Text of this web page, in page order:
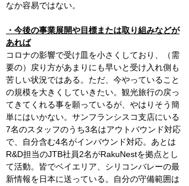
なか容易ではない。
・今後の事業展開や目標または取り組みなどが
あれば
コロナの影響で受け皿を小さくしており、（需
要の）戻り方があまりにも早いと受け入れ側も
苦しい状況ではある。ただ、今やっていること
の規模を大きくしていきたい。観光旅行の戻っ
てきてくれる事を願っているが、やはりそう簡
単にはいかない。サンフランシスコ支店にいる
7名のスタッフのうち3名はアウトバウンド対応
で、自分含む4名がインバウンド対応。あとは
R&D担当のJTB社員2名がRakuNestを拠点とし
て活動。皆でベイエリア、シリコンバレーの最
新情報を日本に送っている。自分の守備範囲は